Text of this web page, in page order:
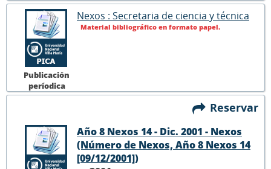
Publicación
períodica
Nexos : Secretaria de ciencia y técnica
Material bibliográfico en formato papel.
Reservar
Año 8 Nexos 14 - Dic. 2001 - Nexos
(Número de Nexos, Año 8 Nexos 14
[09/12/2001])